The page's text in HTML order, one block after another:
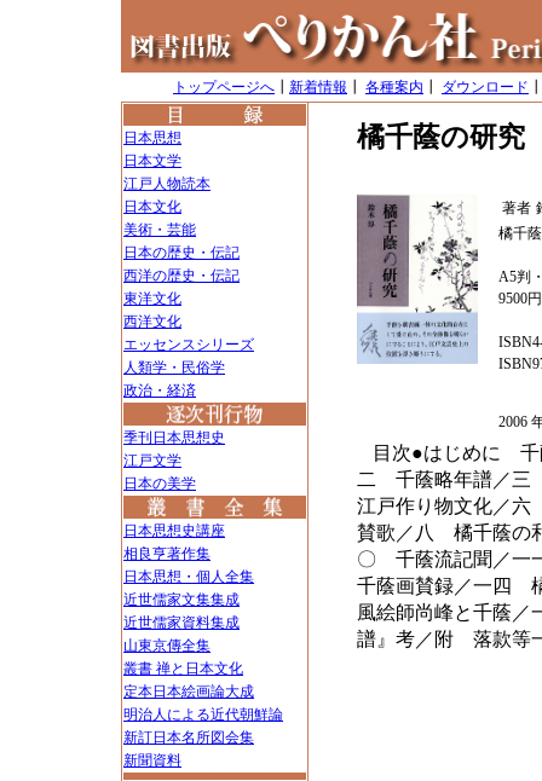
トップページへ 新着情報 各種案内 ダウンロード
日本思想
日本文学
江戸人物読本
日本文化
美術・芸能
日本の歴史・伝記
西洋の歴史・伝記
東洋文化
西洋文化
エッセンスシリーズ
人類学・民俗学
政治・経済
季刊日本思想史
江戸文学
日本の美学
日本思想史講座
相良亨著作集
日本思想・個人全集
近世儒家文集集成
近世儒家資料集成
山東京傳全集
叢書 禅と日本文化
定本日本絵画論大成
明治人による近代朝鮮論
新訂日本名所図会集
新聞資料
橘千蔭の研究
著者
橘千
A5判
9500
2006
目次●はじめに 千
二 千蔭略年譜／三
江戸作り物文化／
賛歌／八 橘千蔭の
〇 千蔭流記聞／
千蔭画賛録／一四
風絵師尚峰と千蔭
譜』考／附 落款等